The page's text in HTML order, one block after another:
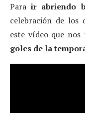
Parair abriendo
celebración de los
este vídeo que nos
goles de la